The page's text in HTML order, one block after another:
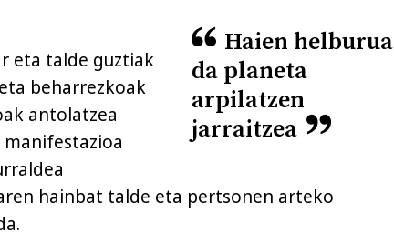
Haien helburua
da planeta
arpilatzen
jarraitzea
eta talde guztiak
beharrezkoak
antolatzea
hainbat talde eta pertsonen arteko